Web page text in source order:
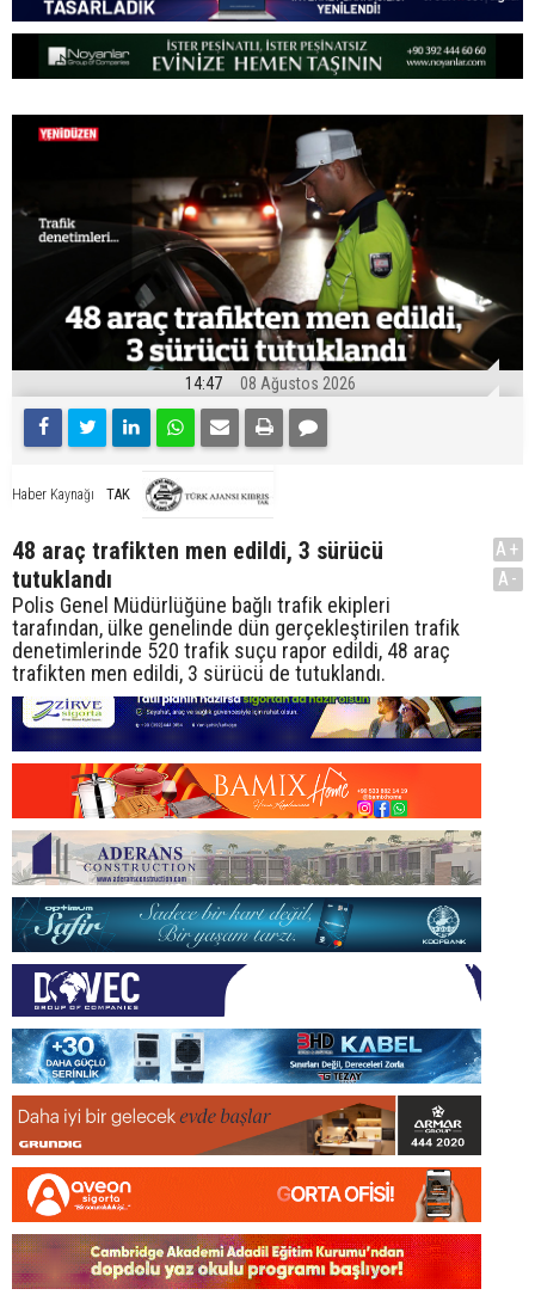
14:47 08 Ağustos 2026
Haber Kaynağı TAK
48 araç trafikten men edildi, 3 sürücü
tutuklandı
Polis Genel Müdürlüğüne bağlı trafik ekipleri
tarafından, ülke genelinde dün gerçekleştirilen trafik
denetimlerinde 520 trafik suçu rapor edildi, 48 araç
trafikten men edildi, 3 sürücü de tutuklandı.
A+
A-